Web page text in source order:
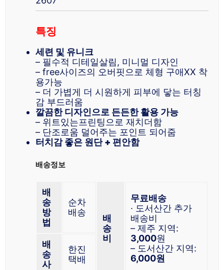
특징
세련 및 유니크
– 필수적 디테일살림, 미니멀 디자인
– free사이즈의 오버핏으로 체형 구애XX 착
용가능
– 더 가볍게 더 시원하게 피부에 닿는 터칭
감 부드러움
깔끔한 디자인으로 든든한 활용 가능
– 위트있는프린팅으로 재치더함
– 단조로움 덜어주는 포인트 되어줌
터치감 좋은 원단 + 편안함
배송정보
배
송
방
법
순차
배송
배
송
비
무료배송
· 도서산간 추가
배송비
– 제주 지역:
3,000원
– 도서산간 지역:
6,000원
배
송
사
한진
택배